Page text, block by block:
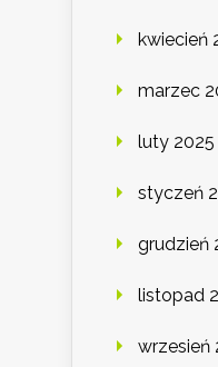
kwiecień
marzec
luty 2025
styczeń
grudzień
listopad
wrzesień